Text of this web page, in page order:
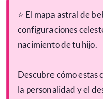
⭐ El mapa astral de
configuraciones
nacimiento de tu hijo.
Descubre cómo estas
la personalidad y el